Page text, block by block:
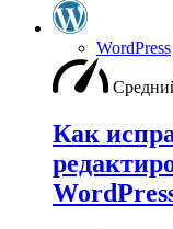
WordPress
Как